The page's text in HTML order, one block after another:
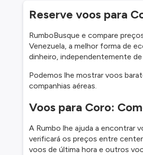
Reserve voos para
RumboBusque e compare
Venezuela, a melhor forma de
dinheiro, independentemente
Podemos lhe mostrar voos
companhias aéreas.
Voos para Coro:
A Rumbo lhe ajuda a encontrar
verificará os preços entre
voos de última hora e outros